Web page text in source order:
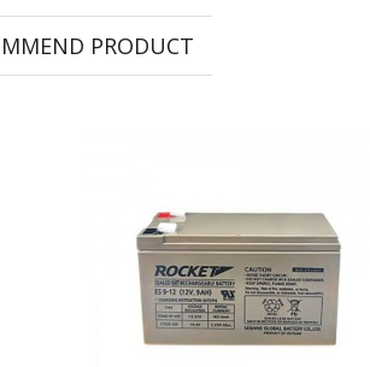
PRODUCT